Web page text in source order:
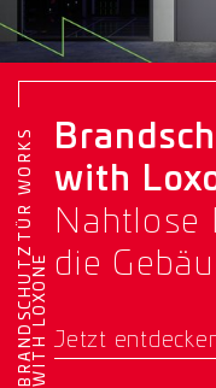
B
R
A
N
D
S
C
H
U
T
Z
T
Ü
R
W
O
R
K
S
W
I
T
H
L
O
X
O
NE
with
Nahtlose
die
Jetzt